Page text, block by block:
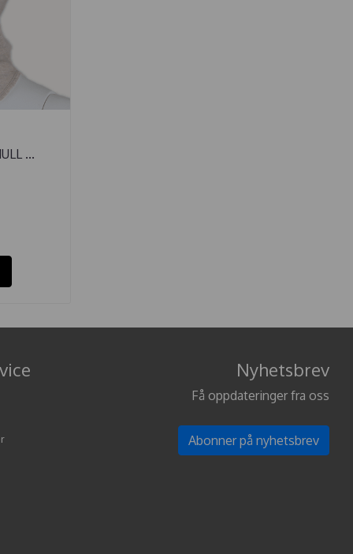
...
Nyhetsbrev
Få oppdateringer fra oss
Abonner på nyhetsbrev